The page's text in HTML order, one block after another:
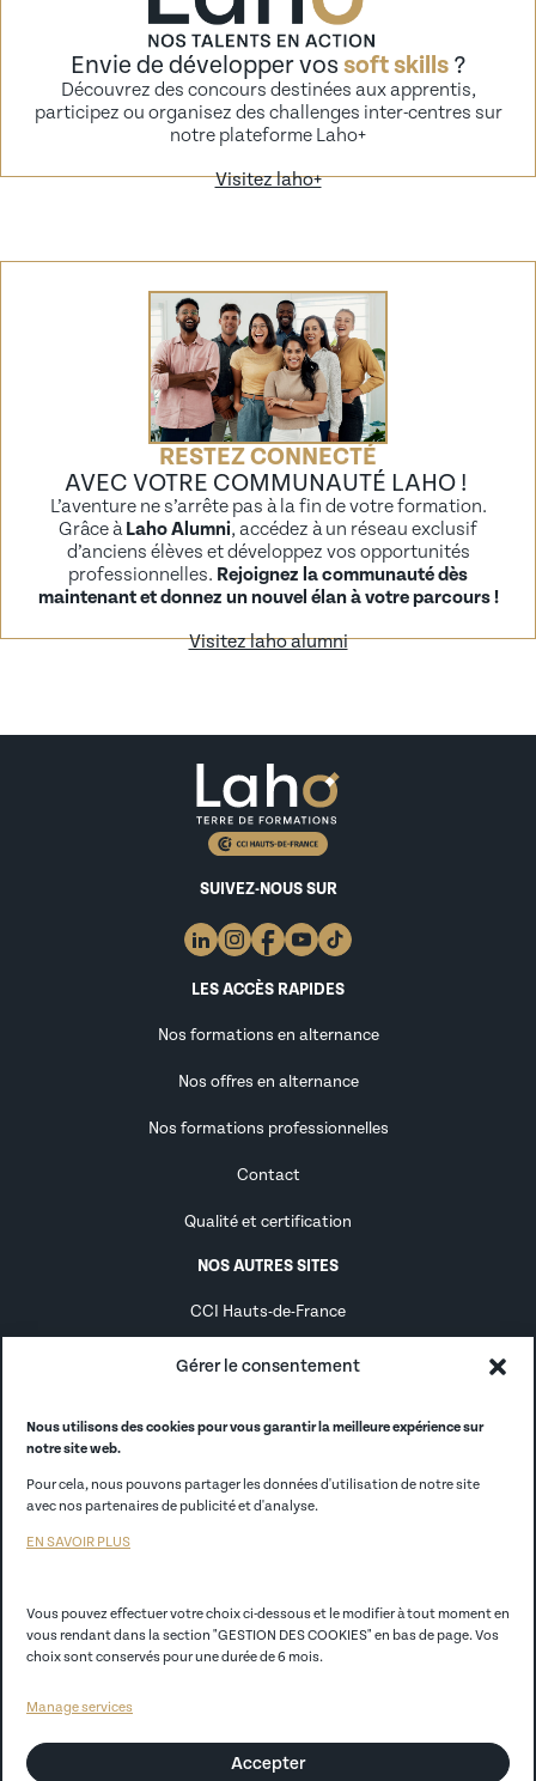
Gérer le consentement
Nous utilisons des cookies pour vous garantir la meilleure expérience sur
notre site web.
Pour cela, nous pouvons partager les données d'utilisation de notre site
avec nos partenaires de publicité et d'analyse.
EN SAVOIR PLUS
Vous pouvez effectuer votre choix ci-dessous et le modifier à tout moment en
vous rendant dans la section "GESTION DES COOKIES" en bas de page. Vos
choix sont conservés pour une durée de 6 mois.
Manage services
Accepter
Envie de développer vos soft skills ?
Découvrez des concours destinées aux apprentis,
participez ou organisez des challenges inter-centres sur
notre plateforme Laho+
Visitez laho+
RESTEZ CONNECTÉ
AVEC VOTRE COMMUNAUTÉ LAHO !
L’aventure ne s’arrête pas à la fin de votre formation.
Grâce à Laho Alumni, accédez à un réseau exclusif
d’anciens élèves et développez vos opportunités
professionnelles. Rejoignez la communauté dès
maintenant et donnez un nouvel élan à votre parcours !
Visitez laho alumni
SUIVEZ-NOUS SUR
LES ACCÈS RAPIDES
Nos formations en alternance
Nos offres en alternance
Nos formations professionnelles
Contact
Qualité et certification
NOS AUTRES SITES
CCI Hauts-de-France
Alternance
CCI Store
Politique de confidentialité
Règlement Intérieur